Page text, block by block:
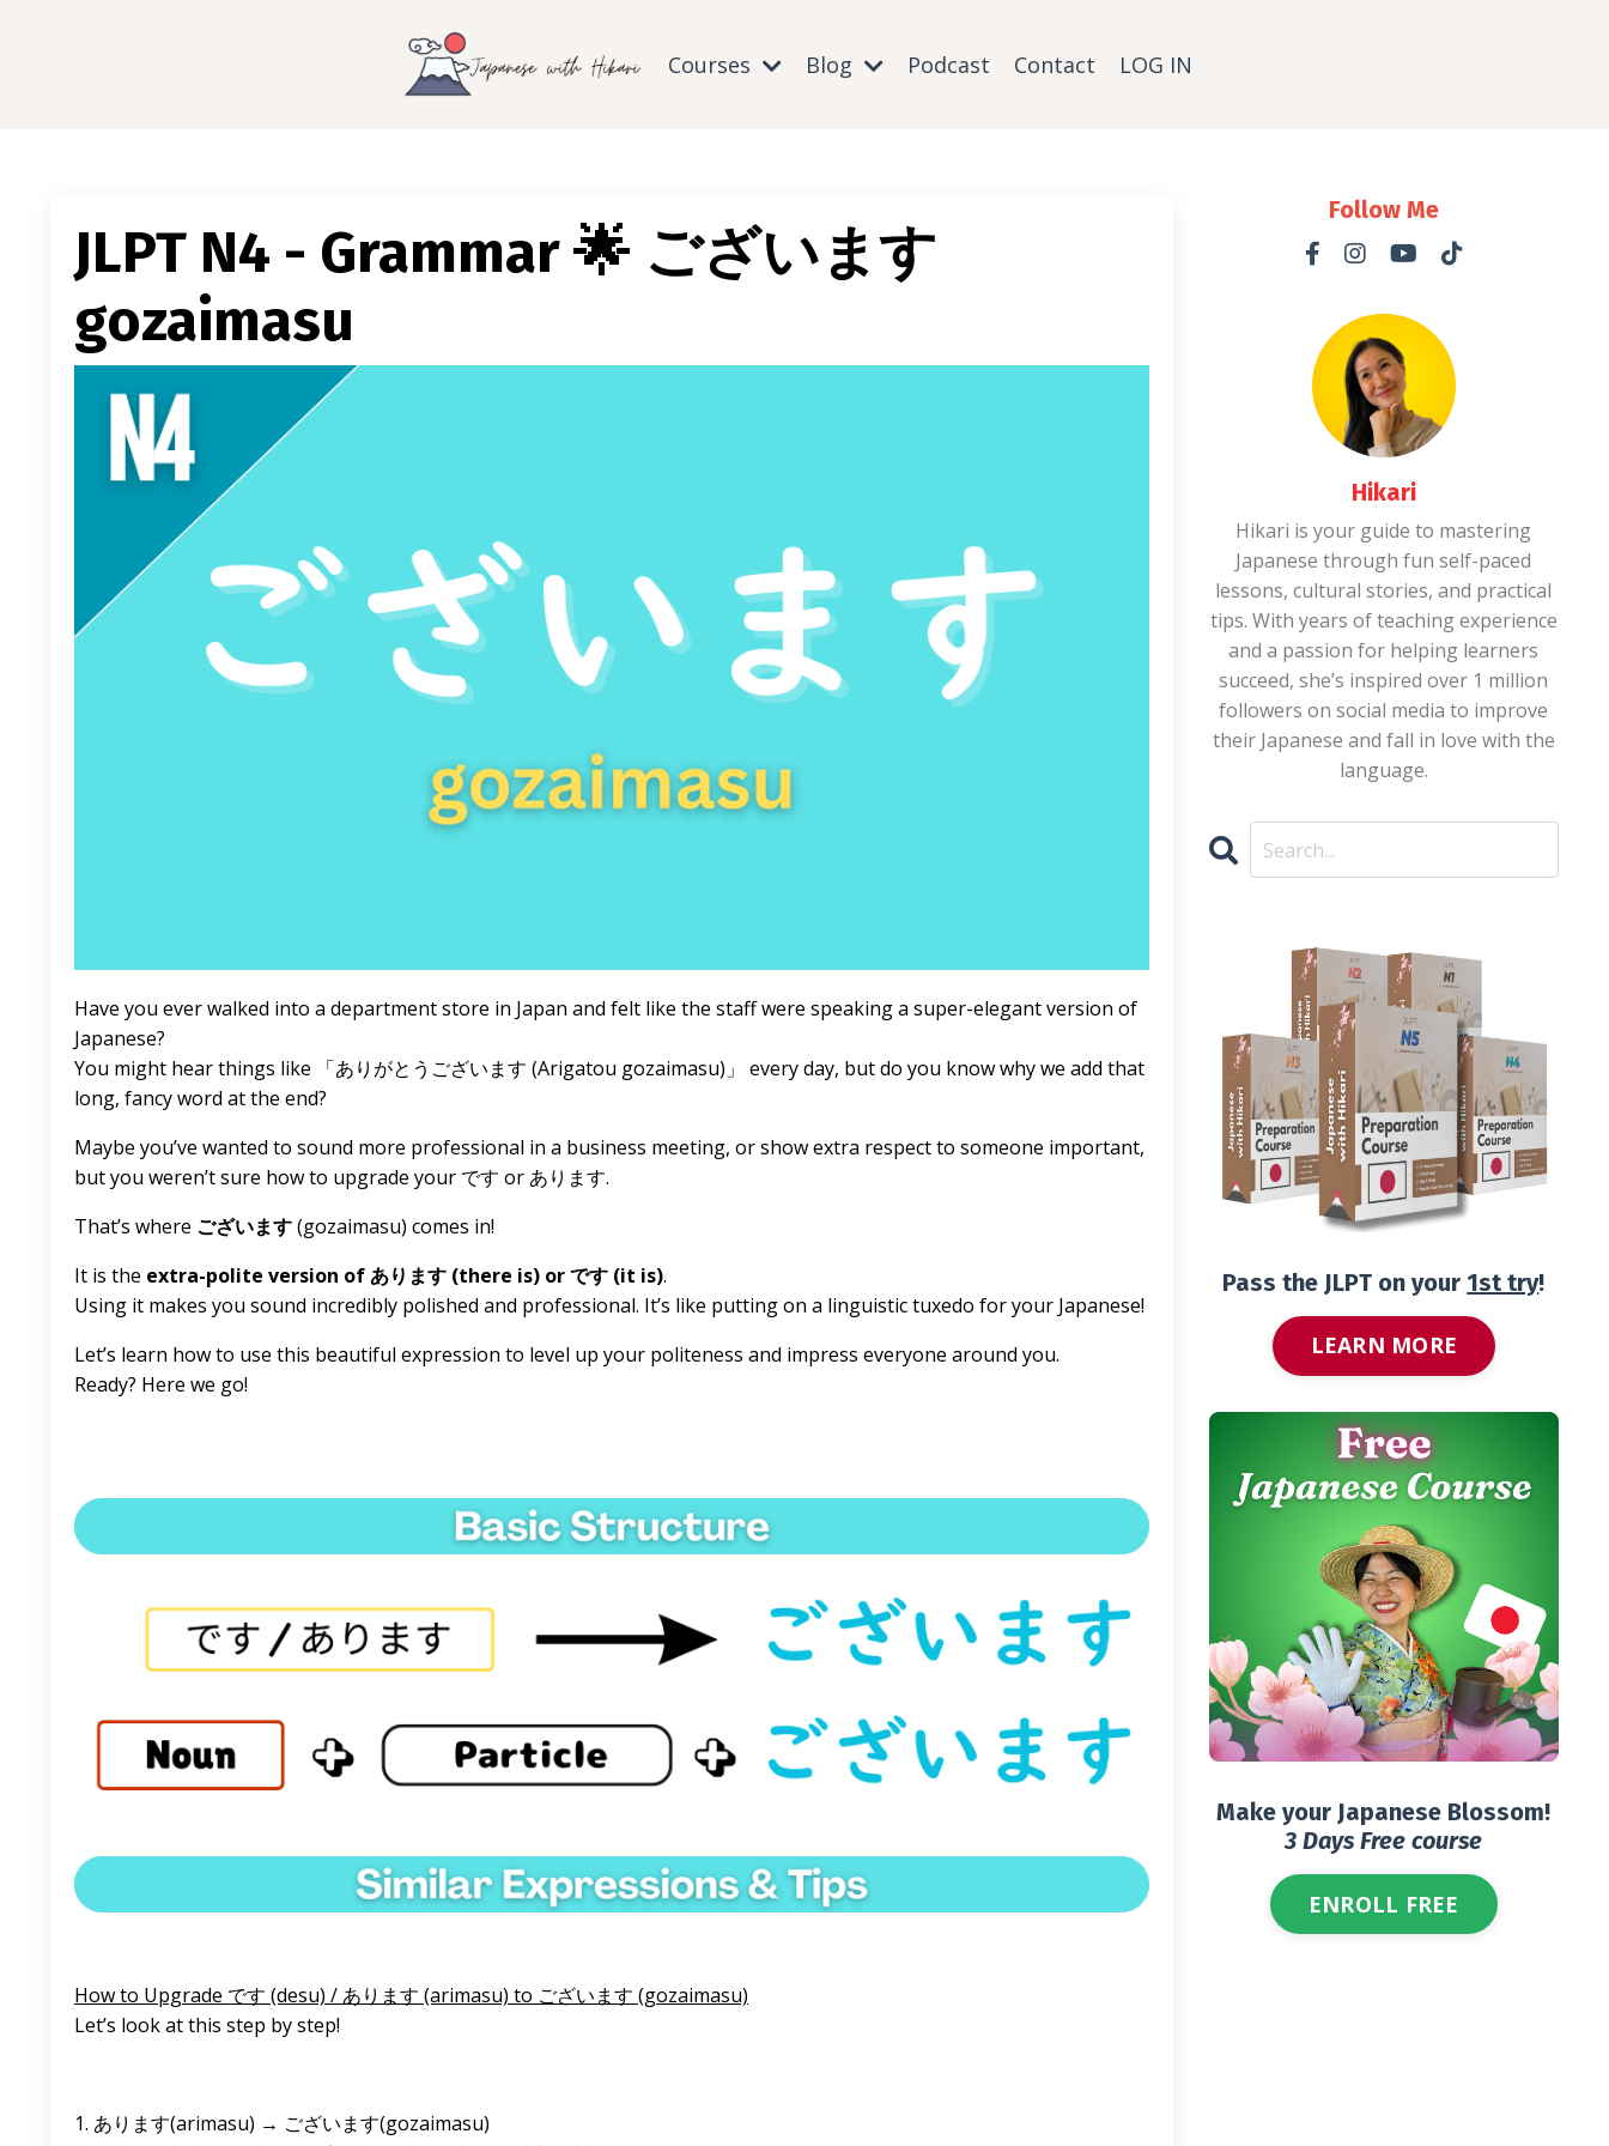
Courses Blog Podcast Contact LOG IN
JLPT N4 - Grammar 🌟 ございます
gozaimasu
Have you ever walked into a department store in Japan and felt like the staff were speaking a super-elegant version of
Japanese?
You might hear things like 「ありがとうございます (Arigatou gozaimasu)」 every day, but do you know why we add that
long, fancy word at the end?
Maybe you’ve wanted to sound more professional in a business meeting, or show extra respect to someone important,
but you weren’t sure how to upgrade your です or あります.
That’s where ございます(gozaimasu) comes in!
It is the extra-polite version of あります (there is) or です (it is).
Using it makes you sound incredibly polished and professional. It’s like putting on a linguistic tuxedo for your Japanese!
Let’s learn how to use this beautiful expression to level up your politeness and impress everyone around you.
Ready? Here we go!
How to Upgrade です (desu) / あります (arimasu) to ございます (gozaimasu)
Let’s look at this step by step!
1. あります(arimasu) → ございます(gozaimasu)
Follow Me
Hikari
Hikari is your guide to mastering
Japanese through fun self-paced
lessons, cultural stories, and practical
tips. With years of teaching experience
and a passion for helping learners
succeed, she’s inspired over 1 million
followers on social media to improve
their Japanese and fall in love with the
language.
Pass the JLPT on your 1st try!
LEARN MORE
Make your Japanese Blossom!
3 Days Free course
ENROLL FREE